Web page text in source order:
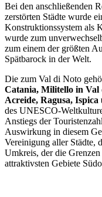
Bei den anschließenden
zerstörten Städte wurde
Konstruktionssystem als
wurde zum
zum einem der größten
Spätbarock in der Welt.
Die zum Val di Noto
Catania, Militello in Val
Acreide, Ragusa, Ispica
des UNESCO-
Anstiegs der
Auswirkung in diesem
Vereinigung aller Städte,
Umkreis, der die
attraktivsten Gebiete